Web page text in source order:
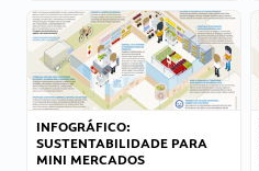
INFOGRÁFICO:
SUSTENTABILIDADE PARA
MINI MERCADOS